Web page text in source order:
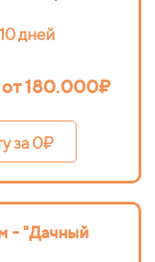
дней
от 180.000₽
за 0₽
- "Дачный